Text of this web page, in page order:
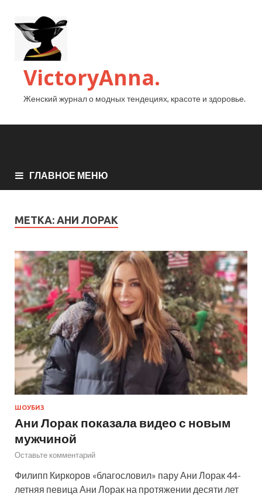
VictoryAnna.
Женский журнал о модных тендециях, красоте и здоровье.
ГЛАВНОЕ МЕНЮ
МЕТКА: АНИ ЛОРАК
ШОУБИЗ
Ани Лорак показала видео с новым
мужчиной
Оставьте комментарий
Филипп Киркоров «благословил» пару Ани Лорак 44-
летняя певица Ани Лорак на протяжении десяти лет